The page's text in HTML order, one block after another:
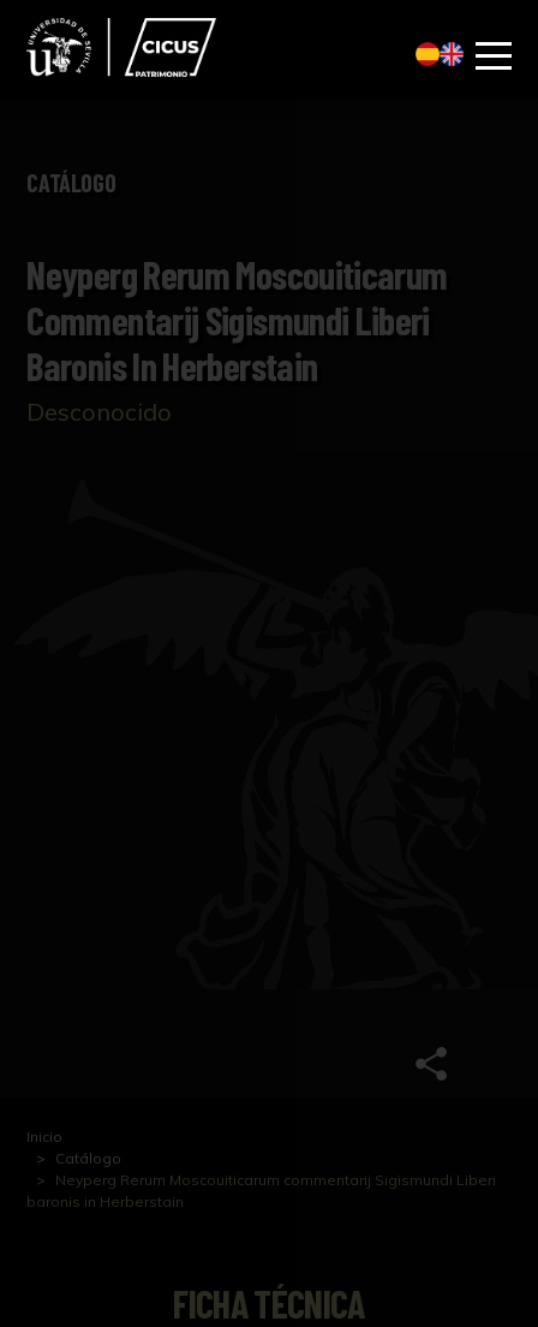
CATÁLOGO
Neyperg Rerum Moscouiticarum
Commentarij Sigismundi Liberi
Baronis In Herberstain
Desconocido
Inicio
Catálogo
Neyperg Rerum Moscouiticarum commentarij Sigismundi Liberi
baronis in Herberstain
FICHA TÉCNICA